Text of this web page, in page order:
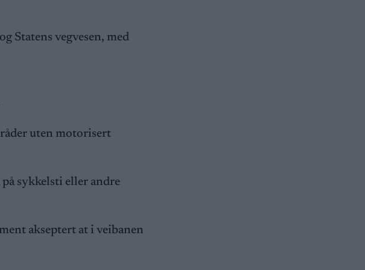
Statens vegvesen, med
uten motorisert
sykkelsti eller andre
akseptert at i veibanen